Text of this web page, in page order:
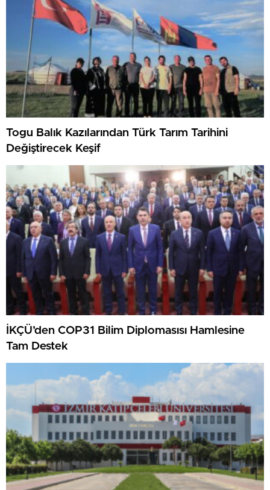
Togu Balık Kazılarından Türk Tarım Tarihini
Değiştirecek Keşif
İKÇÜ’den COP31 Bilim Diplomasısı Hamlesine
Tam Destek